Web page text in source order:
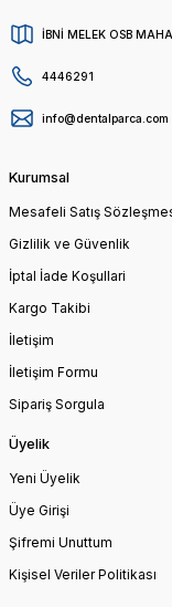
İBNİ MELEK OSB
4446291
info@dentalparca.com
Kurumsal
Mesafeli Satış
Gizlilik ve Güvenlik
İptal İade Koşullari
Kargo Takibi
İletişim
İletişim Formu
Sipariş Sorgula
Üyelik
Yeni Üyelik
Üye Girişi
Şifremi Unuttum
Kişisel Veriler Politikası